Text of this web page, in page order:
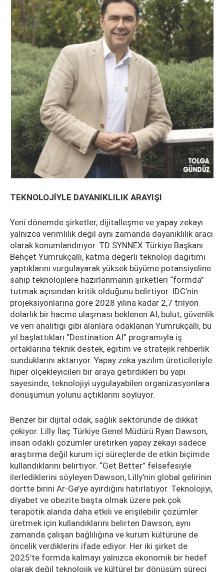
TEKNOLOJİYLE DAYANIKLILIK ARAYIŞI
Yeni dönemde şirketler, dijitalleşme ve yapay zekayı
yalnızca verimlilik değil aynı zamanda dayanıklılık aracı
olarak konumlandırıyor. TD SYNNEX Türkiye Başkanı
Behçet Yumrukçallı, katma değerli teknoloji dağıtımı
yaptıklarını vurgulayarak yüksek büyüme potansiyeline
sahip teknolojilere hazırlanmanın şirketleri “formda”
tutmak açısından kritik olduğunu belirtiyor. IDC’nin
projeksiyonlarına göre 2028 yılına kadar 2,7 trilyon
dolarlık bir hacme ulaşması beklenen AI, bulut, güvenlik
ve veri analitiği gibi alanlara odaklanan Yumrukçallı, bu
yıl başlattıkları “Destination AI” programıyla iş
ortaklarına teknik destek, eğitim ve stratejik rehberlik
sunduklarını aktarıyor. Yapay zeka yazılım üreticileriyle
hiper ölçekleyicileri bir araya getirdikleri bu yapı
sayesinde, teknolojiyi uygulayabilen organizasyonlara
dönüşümün yolunu açtıklarını söylüyor.
Benzer bir dijital odak, sağlık sektöründe de dikkat
çekiyor. Lilly İlaç Türkiye Genel Müdürü Ryan Dawson,
insan odaklı çözümler üretirken yapay zekayı sadece
araştırma değil kurum içi süreçlerde de etkin biçimde
kullandıklarını belirtiyor. “Get Better” felsefesiyle
ilerlediklerini söyleyen Dawson, Lilly’nin global gelirinin
dörtte birini Ar-Ge’ye ayırdığını hatırlatıyor. Teknolojiyi,
diyabet ve obezite başta olmak üzere pek çok
terapötik alanda daha etkili ve erişilebilir çözümler
üretmek için kullandıklarını belirten Dawson, aynı
zamanda çalışan bağlılığına ve kurum kültürüne de
öncelik verdiklerini ifade ediyor. Her iki şirket de
2025’te formda kalmayı yalnızca ekonomik bir hedef
olarak değil teknolojik ve kültürel bir dönüşüm süreci